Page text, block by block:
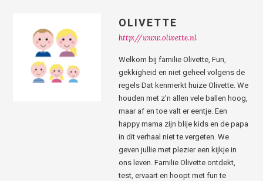
OLIVETTE
http://www.olivette.nl
Welkom bij familie Olivette, Fun,
gekkigheid en niet geheel volgens de
regels Dat kenmerkt huize Olivette. We
houden met z’n allen vele ballen hoog,
maar af en toe valt er eentje. Een
happy mama zijn blije kids en de papa
in dit verhaal niet te vergeten. We
geven jullie met plezier een kijkje in
ons leven. Familie Olivette ontdekt,
test, ervaart en hoopt met fun te